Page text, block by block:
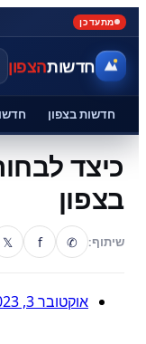
מתעדכן
חדשותהצפון
חדשות בצפון
כיצד
בצפון
שיתוף: ✆
f
𝕏
אוקטובר 3, 2023